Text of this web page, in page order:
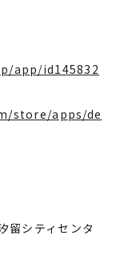
app/id145832
store/apps/de
留シティセンタ